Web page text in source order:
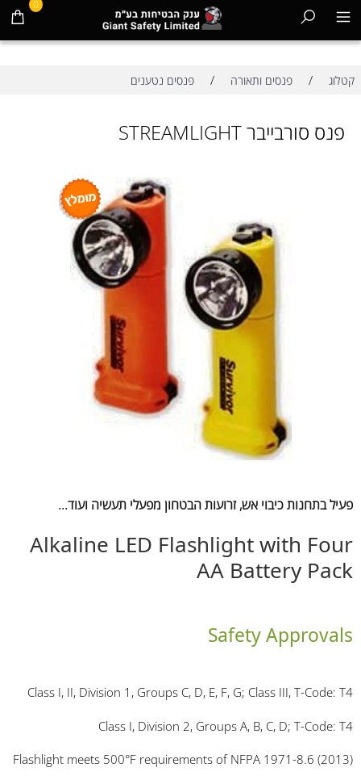
0
קטלוג / פנסים ותאורה / פנסים נטענים
פנס סורבייבר STREAMLIGHT
פעיל בתחנות כיבוי אש, זרועות הבטחון מפעלי תעשיה ועוד...
Alkaline LED Flashlight with Four
AA Battery Pack
Safety Approvals
Class I, II, Division 1, Groups C, D, E, F, G; Class III, T-Code: T4
Class I, Division 2, Groups A, B, C, D; T-Code: T4
Flashlight meets 500°F requirements of NFPA 1971-8.6 (2013)